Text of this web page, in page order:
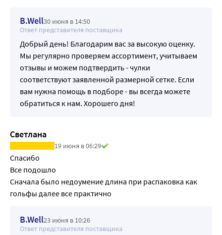
Британском стандарте BS 6612. Это значит, что
компрессионное изделие достоверно улучшает отток
венозной крови от ног к сердцу. Давление на
поверхностные вены в области щиколотки соответствует
заявленному классу компрессии, компрессионный
терапевтический эффект сохраняется в течение всего
гарантийного периода.
-Высокая эластичность:
надевать даже на лежачего пациента.
-Комфортная резинка:
Простая резинка с тонким силиконовым нанесением и
открытая стопа позволяет носить чулки как мужчинам,
так и женщинам.
-Анатомичный дизайн:
надевания и правильную посадку на ноге без
образования складок.
B.Well30 июня в 14:50
Ответ представителя поставщика
Добрый день! Благодарим вас за высокую оценку.
Мы регулярно проверяем ассортимент, учитываем
отзывы и можем подтвердить - чулки
соответствуют заявленной размерной сетке. Если
вам нужна помощь в подборе - вы всегда можете
обратиться к нам. Хорошего дня!
Светлана
19 июня в 06:29
Спасибо
Все подошло
Сначала было недоумение длина при распаковка как
гольфы далее все практично
B.Well23 июня в 10:26
Ответ представителя поставщика